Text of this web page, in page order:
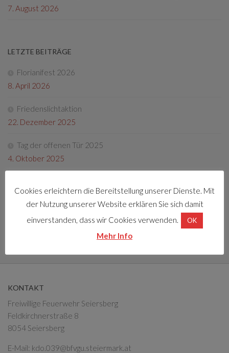
7. August 2026
LETZTE BEITRÄGE
Florianifest 2026
8. April 2026
Friedenslichtaktion
22. Dezember 2025
Tag der offenen Tür 2025
4. Oktober 2025
13. Mai 2025
Florianifest 2025
KONTAKT
Freiwillige Feuerwehr Seiersberg
Feldkirchnerstraße 8
8054 Seiersberg
E-Mail: kdo.039@bfvgu.steiermark.at
Cookies erleichtern die Bereitstellung unserer Dienste. Mit
der Nutzung unserer Website erklären Sie sich damit
einverstanden, dass wir Cookies verwenden.
OK
Mehr Info